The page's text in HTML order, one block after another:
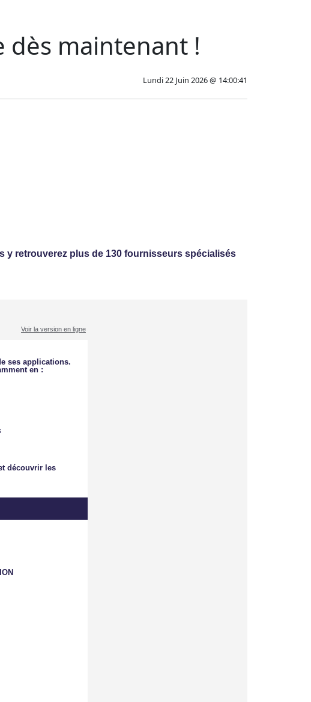
dès maintenant !
Lundi 22 Juin 2026 @ 14:00:41
y retrouverez plus de 130 fournisseurs spécialisés
Voir la version en ligne
ses applications.
en :
découvrir les